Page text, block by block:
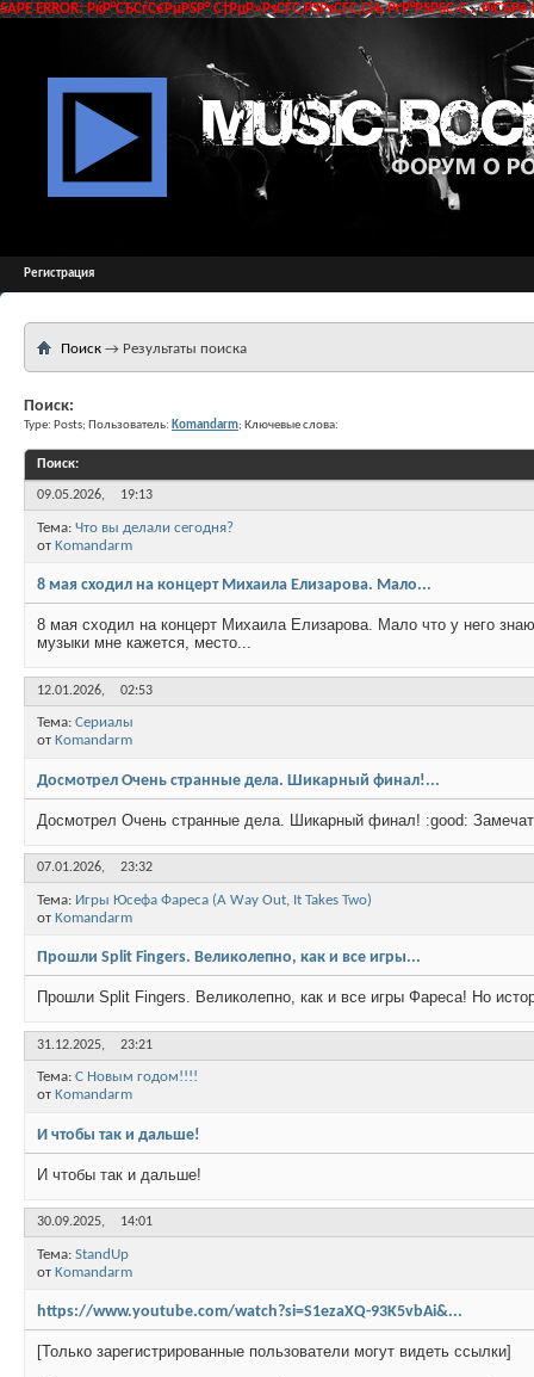
SAPE ERROR: РќР°СЂСѓС€РµРЅР° С†РµР»РѕСЃС‚РЅРѕСЃС‚СЊ РґР°РЅРЅС‹С…
Регистрация
Поиск → Результаты поиска
Поиск:
Type: Posts; Пользователь: Komandarm; Ключевые слова:
Поиск:
09.05.2026, 19:13
Тема: Что вы делали сегодня?
от Komandarm
8 мая сходил на концерт Михаила Елизарова. Мало...
8 мая сходил на концерт Михаила Елизарова. Мало что у него
музыки мне кажется, место...
12.01.2026, 02:53
Тема: Сериалы
от Komandarm
Досмотрел Очень странные дела. Шикарный финал!...
Досмотрел Очень странные дела. Шикарный финал! :good:
07.01.2026, 23:32
Тема: Игры Юсефа Фареса (A Way Out, It Takes Two)
от Komandarm
Прошли Split Fingers. Великолепно, как и все игры...
Прошли Split Fingers. Великолепно, как и все игры Фареса! Но
31.12.2025, 23:21
Тема: С Новым годом!!!!
от Komandarm
И чтобы так и дальше!
И чтобы так и дальше!
30.09.2025, 14:01
Тема: StandUp
от Komandarm
https://www.youtube.com/watch?si=S1ezaXQ-93K5vbAi&...
[Только зарегистрированные пользователи могут видеть ссылки]